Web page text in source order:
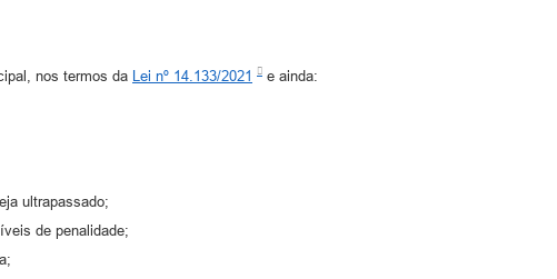
nos termos da Lei nº 14.133/2021 e ainda:
ultrapassado;
de penalidade;